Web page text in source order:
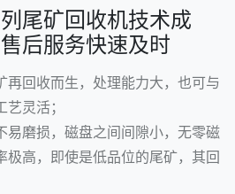
尾矿回收机技术成
后服务快速及时
再回收而生，处理能力大，也可与
灵活；
易磨损，磁盘之间间隙小，无零磁
极高，即使是低品位的尾矿，其回